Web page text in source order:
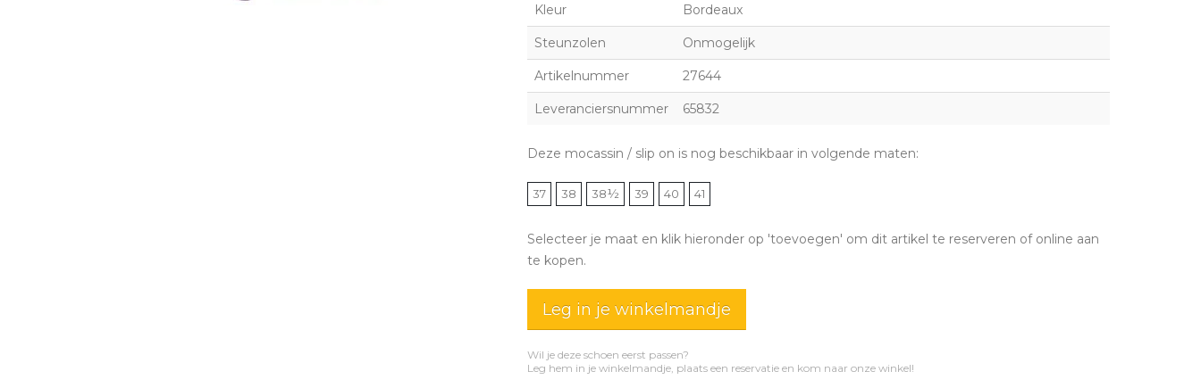
Kleur Bordeaux
Steunzolen Onmogelijk
Artikelnummer 27644
Leveranciersnummer 65832
Deze mocassin / slip on is nog beschikbaar in volgende maten:
37 38 38½ 39 40 41
Selecteer je maat en klik hieronder op 'toevoegen' om dit artikel te reserveren of online aan
te kopen.
Leg in je winkelmandje
Wil je deze schoen eerst passen?
Leg hem in je winkelmandje, plaats een reservatie en kom naar onze winkel!